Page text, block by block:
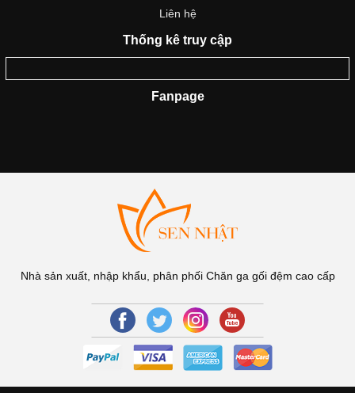
Liên hệ
Thống kê truy cập
Fanpage
Nhà sản xuất, nhập khẩu, phân phối Chăn ga gối đệm cao cấp